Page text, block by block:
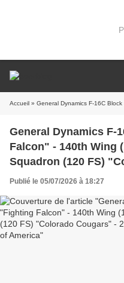
Accueil » General Dynamics F-16C Block 30F "Fighting Falcon" - 140th Wing (140
General Dynamics F-
Falcon" - 140th Wing
Squadron (120 FS)
anniversary of the
Publié le 05/07/2026 à 18:27